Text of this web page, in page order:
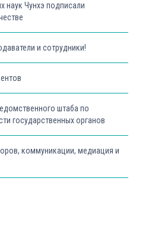
наук Чунхэ подписали
и сотрудники!
штаба по
государственных органов
коммуникации, медиация и